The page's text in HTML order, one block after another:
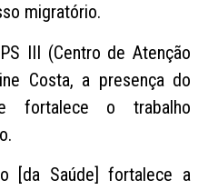
migratório.
III (Centro de Atenção
Costa, a presença do
fortalece o trabalho
[da Saúde] fortalece a